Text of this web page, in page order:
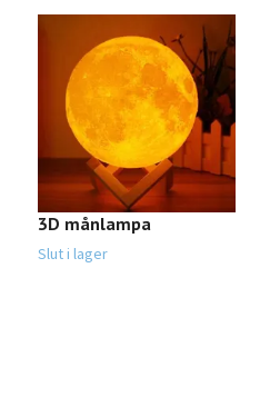
3D månlampa
Slut i lager